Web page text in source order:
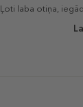
Ļoti laba otiņa,